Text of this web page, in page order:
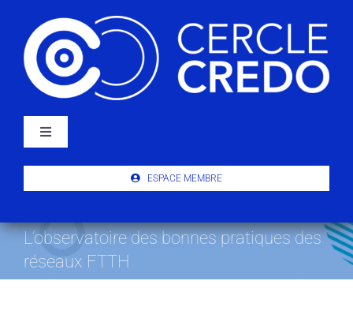
contenu
Navigation
bascule
ACTUALITÉS
PUBLICATIONS
ESPACE MEMBRE
L’observatoire des bonnes pratiques des
réseaux FTTH